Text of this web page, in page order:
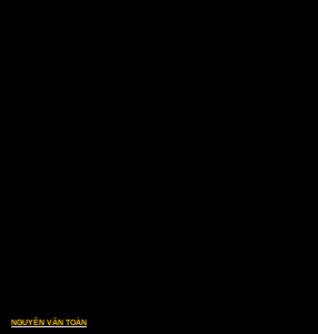
NGUYỄN VĂN TOÀN